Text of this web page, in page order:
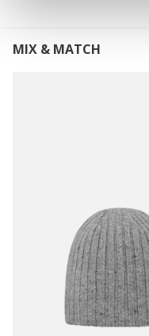
MIX & MATCH